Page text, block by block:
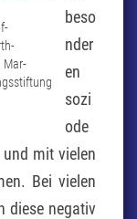
Mar-
beso
nder
en
sozi
ode
mit vielen
Bei vielen
diese negativ